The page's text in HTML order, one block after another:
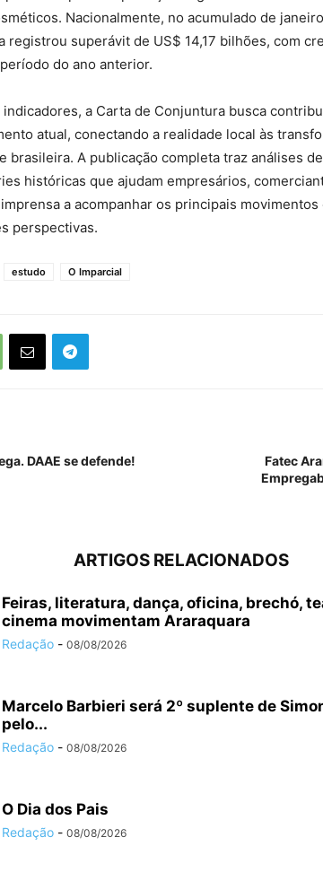
Nacionalmente, no acumulado de
registrou superávit de US$ 14,17 bilhões, com
do ano anterior.
a Carta de Conjuntura busca
atual, conectando a realidade local às
brasileira. A publicação completa traz análises
históricas que ajudam empresários,
a acompanhar os principais
perspectivas.
estudo O Imparcial
DAAE se defende!
Fatec
ARTIGOS RELACIONADOS
Feiras, literatura, dança, oficina, brechó,
cinema movimentam Araraquara
Redação - 08/08/2026
Marcelo Barbieri será 2º suplente de
pelo...
Redação - 08/08/2026
O Dia dos Pais
Redação - 08/08/2026